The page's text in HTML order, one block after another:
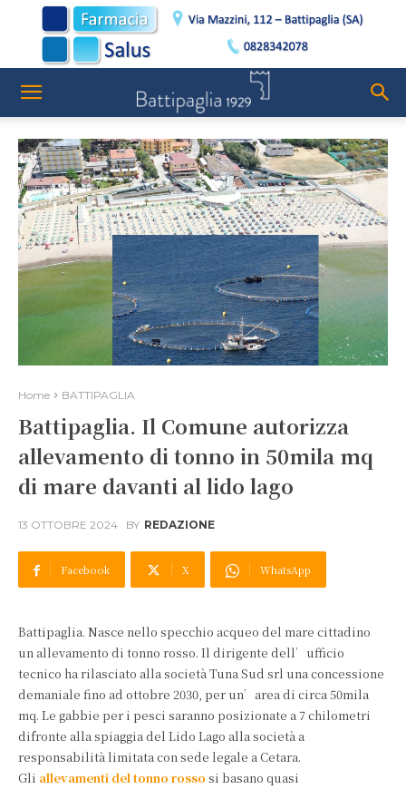
Home BATTIPAGLIA
Battipaglia. Il Comune autorizza
allevamento di tonno in 50mila mq
di mare davanti al lido lago
13 OTTOBRE 2024 BY REDAZIONE
Facebook X WhatsApp
Battipaglia. Nasce nello specchio acqueo del mare cittadino
un allevamento di tonno rosso. Il dirigente dell’ufficio
tecnico ha rilasciato alla società Tuna Sud srl una concessione
demaniale fino ad ottobre 2030, per un’area di circa 50mila
mq. Le gabbie per i pesci saranno posizionate a 7 chilometri
difronte alla spiaggia del Lido Lago alla società a
responsabilità limitata con sede legale a Cetara.
Gli allevamenti del tonno rosso si basano quasi